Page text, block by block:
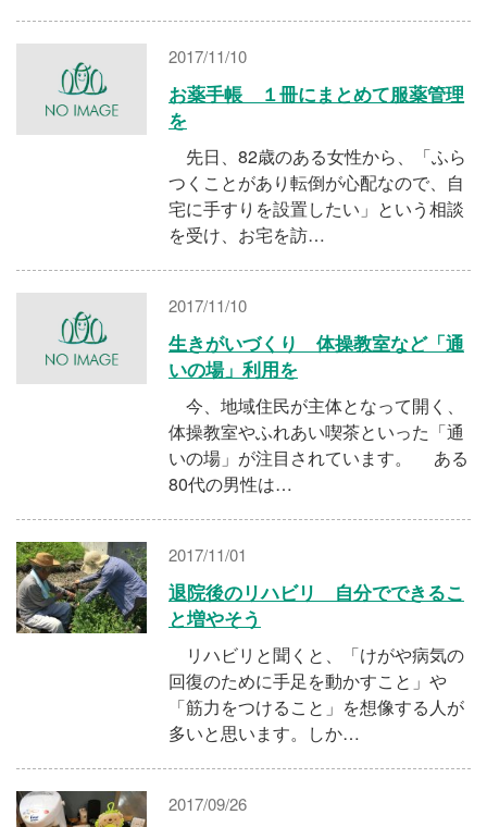
2017/11/10
お薬手帳 １冊にまとめて服薬管理
を
先日、82歳のある女性から、「ふら
つくことがあり転倒が心配なので、自
宅に手すりを設置したい」という相談
を受け、お宅を訪…
2017/11/10
生きがいづくり 体操教室など「通
いの場」利用を
今、地域住民が主体となって開く、
体操教室やふれあい喫茶といった「通
いの場」が注目されています。 ある
80代の男性は…
2017/11/01
退院後のリハビリ 自分でできるこ
と増やそう
リハビリと聞くと、「けがや病気の
回復のために手足を動かすこと」や
「筋力をつけること」を想像する人が
多いと思います。しか…
2017/09/26